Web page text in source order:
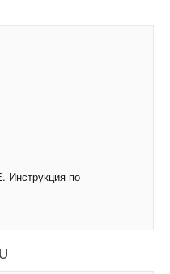
Инструкция по